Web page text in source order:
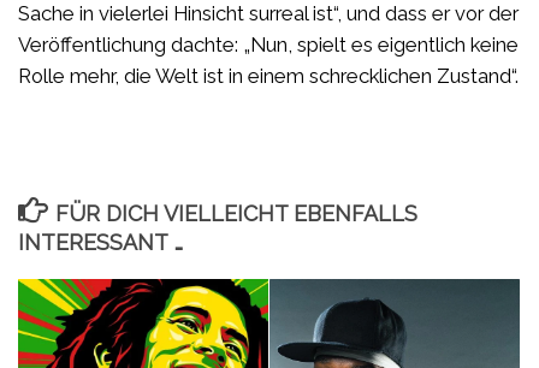
Sache in vielerlei Hinsicht surreal ist“, und dass er vor der
Veröffentlichung dachte: „Nun, spielt es eigentlich keine
Rolle mehr, die Welt ist in einem schrecklichen Zustand“.
FÜR DICH VIELLEICHT EBENFALLS
INTERESSANT …